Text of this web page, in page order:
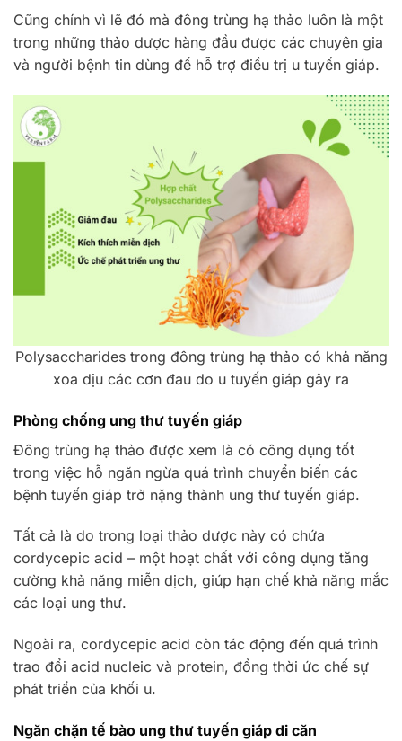
Cũng chính vì lẽ đó mà đông trùng hạ thảo luôn là một
trong những thảo dược hàng đầu được các chuyên gia
và người bệnh tin dùng để hỗ trợ điều trị u tuyến giáp.
Polysaccharides trong đông trùng hạ thảo có khả năng
xoa dịu các cơn đau do u tuyến giáp gây ra
Phòng chống ung thư tuyến giáp
Đông trùng hạ thảo được xem là có công dụng tốt
trong việc hỗ ngăn ngừa quá trình chuyển biến các
bệnh tuyến giáp trở nặng thành ung thư tuyến giáp.
Tất cả là do trong loại thảo dược này có chứa
cordycepic acid – một hoạt chất với công dụng tăng
cường khả năng miễn dịch, giúp hạn chế khả năng mắc
các loại ung thư.
Ngoài ra, cordycepic acid còn tác động đến quá trình
trao đổi acid nucleic và protein, đồng thời ức chế sự
phát triển của khối u.
Ngăn chặn tế bào ung thư tuyến giáp di căn